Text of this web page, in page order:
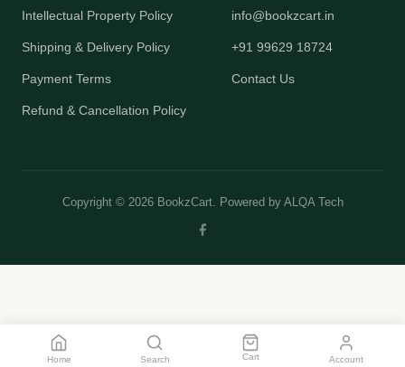
Intellectual Property Policy
Shipping & Delivery Policy
Payment Terms
Refund & Cancellation Policy
info@bookzcart.in
+91 99629 18724
Contact Us
Copyright © 2026 BookzCart. Powered by ALQA Tech
Home Search Cart Account